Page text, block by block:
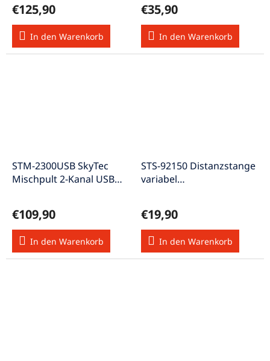
€125,90
In den Warenkorb
€35,90
In den Warenkorb
STM-2300USB SkyTec
Mischpult 2-Kanal USB
€109,90
In den Warenkorb
STS-92150 Distanzstange
variabel
€19,90
In den Warenkorb